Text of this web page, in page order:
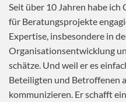
Seit über 10 Jahren habe
für Beratungsprojekte
Expertise, insbesondere in
Organisationsentwicklung
schätze. Und weil er es
Beteiligten und Betroffenen
kommunizieren. Er schafft